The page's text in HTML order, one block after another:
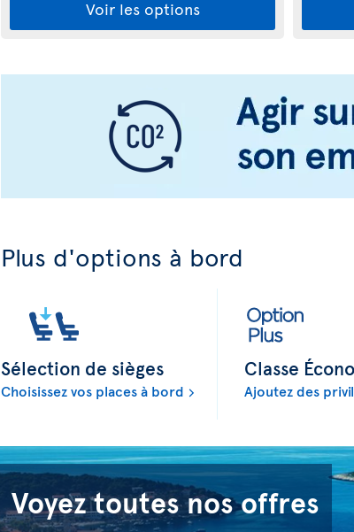
Voir les options
Plus d'options à bord
Sélection de sièges
Choisissez vos places à bord
Classe
Ajoutez des
Voyez toutes nos offres